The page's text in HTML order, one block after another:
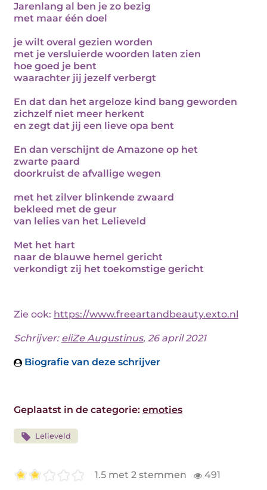
Jarenlang al ben je zo bezig
met maar één doel
je wilt overal gezien worden
met je versluierde woorden laten zien
hoe goed je bent
waarachter jij jezelf verbergt
En dat dan het argeloze kind bang geworden
zichzelf niet meer herkent
en zegt dat jij een lieve opa bent
En dan verschijnt de Amazone op het
zwarte paard
doorkruist de afvallige wegen
met het zilver blinkende zwaard
bekleed met de geur
van lelies van het Lelieveld
Met het hart
naar de blauwe hemel gericht
verkondigt zij het toekomstige gericht
Zie ook: https://www.freeartandbeauty.exto.nl
Schrijver: eliZe Augustinus, 26 april 2021
Biografie van deze schrijver
Geplaatst in de categorie: emoties
Lelieveld
1.5 met 2 stemmen 491